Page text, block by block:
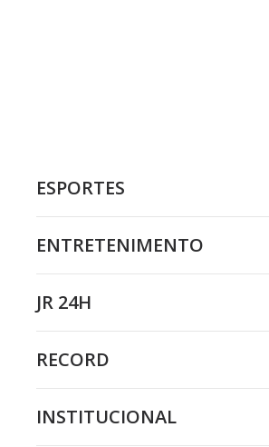
ESPORTES
ENTRETENIMENTO
JR 24H
RECORD
INSTITUCIONAL